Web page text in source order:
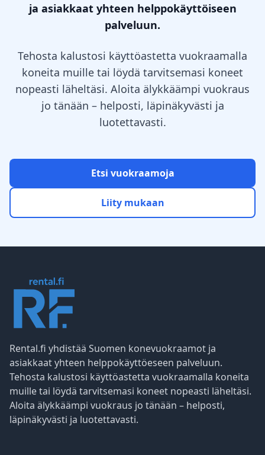
ja asiakkaat yhteen helppokäyttöiseen
palveluun.
Tehosta kalustosi käyttöastetta vuokraamalla
koneita muille tai löydä tarvitsemasi koneet
nopeasti läheltäsi. Aloita älykkäämpi vuokraus
jo tänään – helposti, läpinäkyvästi ja
luotettavasti.
Etsi vuokraamoja
Liity mukaan
Rental.fi yhdistää Suomen konevuokraamot ja
asiakkaat yhteen helppokäyttöeseen palveluun.
Tehosta kalustosi käyttöastetta vuokraamalla koneita
muille tai löydä tarvitsemasi koneet nopeasti läheltäsi.
Aloita älykkäämpi vuokraus jo tänään – helposti,
läpinäkyvästi ja luotettavasti.